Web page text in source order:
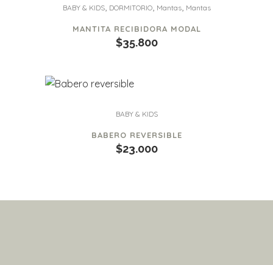
BABY & KIDS, DORMITORIO, Mantas, Mantas
MANTITA RECIBIDORA MODAL
$35.800
BABY & KIDS
BABERO REVERSIBLE
$23.000